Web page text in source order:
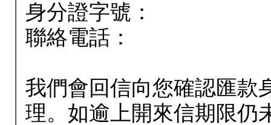
身分證字號：
聯絡電話：
我們會回信向您確認匯款
理。如逾上開來信期限仍